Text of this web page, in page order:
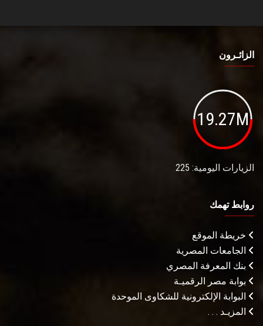
الزائـرون
19.27M
الزيارات اليومية: 225
روابط تهمك
خريطة الموقع
الجامعات المصرية
بنك المعرفة المصري
بوابة مصر الرقميـة
البوابة الإلكترونية للشكاوى الموحدة
المزيـد . . .